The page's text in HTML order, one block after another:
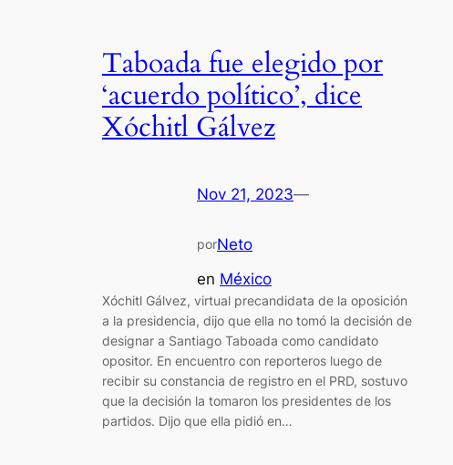
Taboada fue elegido por
‘acuerdo político’, dice
Xóchitl Gálvez
Nov 21, 2023—
porNeto
en México
Xóchitl Gálvez, virtual precandidata de la oposición
a la presidencia, dijo que ella no tomó la decisión de
designar a Santiago Taboada como candidato
opositor. En encuentro con reporteros luego de
recibir su constancia de registro en el PRD, sostuvo
que la decisión la tomaron los presidentes de los
partidos. Dijo que ella pidió en…